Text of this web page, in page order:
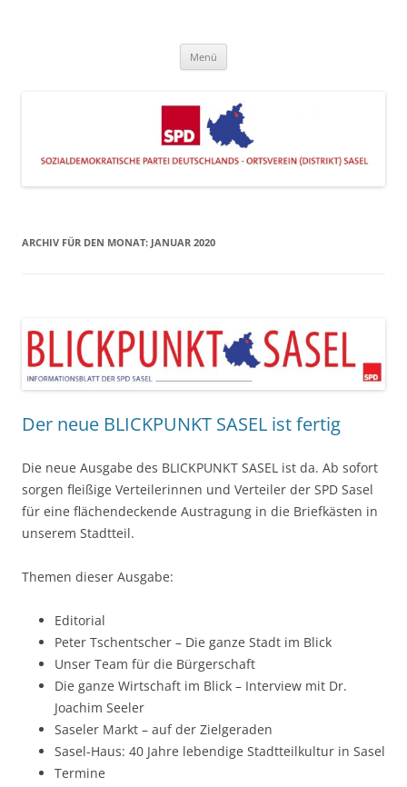
Menü
ARCHIV FÜR DEN MONAT: JANUAR 2020
Der neue BLICKPUNKT SASEL ist fertig
Die neue Ausgabe des BLICKPUNKT SASEL ist da. Ab sofort
sorgen fleißige Verteilerinnen und Verteiler der SPD Sasel
für eine flächendeckende Austragung in die Briefkästen in
unserem Stadtteil.
Themen dieser Ausgabe:
Editorial
Peter Tschentscher – Die ganze Stadt im Blick
Unser Team für die Bürgerschaft
Die ganze Wirtschaft im Blick – Interview mit Dr.
Joachim Seeler
Saseler Markt – auf der Zielgeraden
Sasel-Haus: 40 Jahre lebendige Stadtteilkultur in Sasel
Termine